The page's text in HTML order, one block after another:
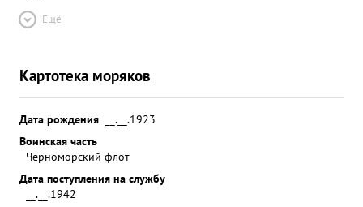
Ещё
Картотека моряков
Дата рождения
__.__.1923
Воинская часть
Черноморский флот
Дата поступления на службу
__.__.1942